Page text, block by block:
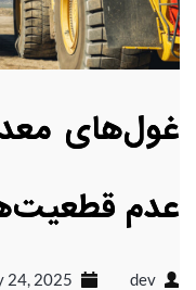
غول‌های
عدم
dev
24, 2025